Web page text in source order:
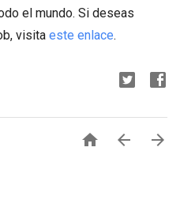
el mundo. Si deseas
visita este enlace.
  